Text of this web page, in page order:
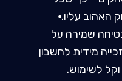
עליו.⦁
שמירה על
מידית לחשבון
לשימוש.